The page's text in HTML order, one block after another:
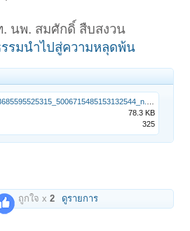
. นพ. สมศักดิ์ สืบสงวน
รมนำไปสู่ความหลุดพ้น
78.3 KB
325
ถูกใจ x2 ดูรายการ